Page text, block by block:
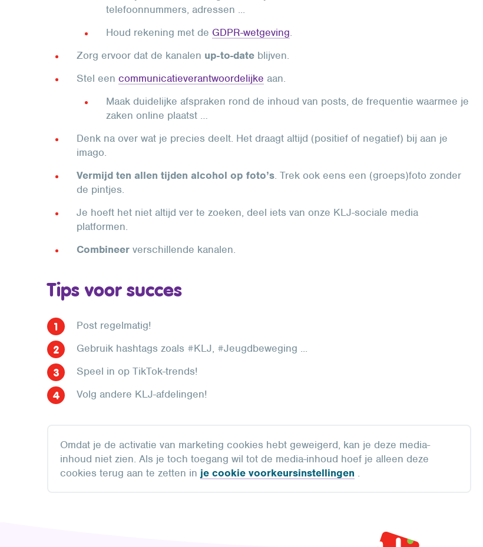
telefoonnummers, adressen ...
Houd rekening met de GDPR-wetgeving.
Zorg ervoor dat de kanalen up-to-date blijven.
Stel een communicatieverantwoordelijke aan.
Maak duidelijke afspraken rond de inhoud van posts, de frequentie waarmee je
zaken online plaatst …
Denk na over wat je precies deelt. Het draagt altijd (positief of negatief) bij aan je
imago.
Vermijd ten allen tijden alcohol op foto’s. Trek ook eens een (groeps)foto zonder
de pintjes.
Je hoeft het niet altijd ver te zoeken, deel iets van onze KLJ-sociale media
platformen.
Combineer verschillende kanalen.
Tips voor succes
Post regelmatig!
Gebruik hashtags zoals #KLJ, #Jeugdbeweging ...
Speel in op TikTok-trends!
Volg andere KLJ-afdelingen!
Omdat je de activatie van marketing cookies hebt geweigerd, kan je deze media-
inhoud niet zien. Als je toch toegang wil tot de media-inhoud hoef je alleen deze
cookies terug aan te zetten in je cookie voorkeursinstellingen .